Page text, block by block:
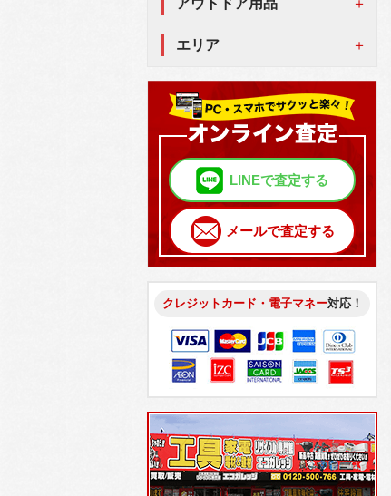
エリア
LINEで査定する
メールで査定する
クレジットカード・電子マネー対応！